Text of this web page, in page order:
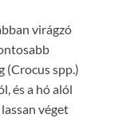
virágzó
(Crocus spp.)
és a hó alól
véget